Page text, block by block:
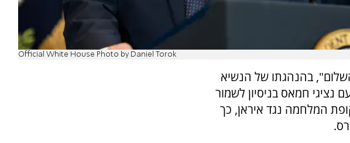
Official White House Photo by Daniel Torok
בהנהגתו של הנשיא
נציגי חמאס בניסיון לשמור
המלחמה נגד איראן, כך